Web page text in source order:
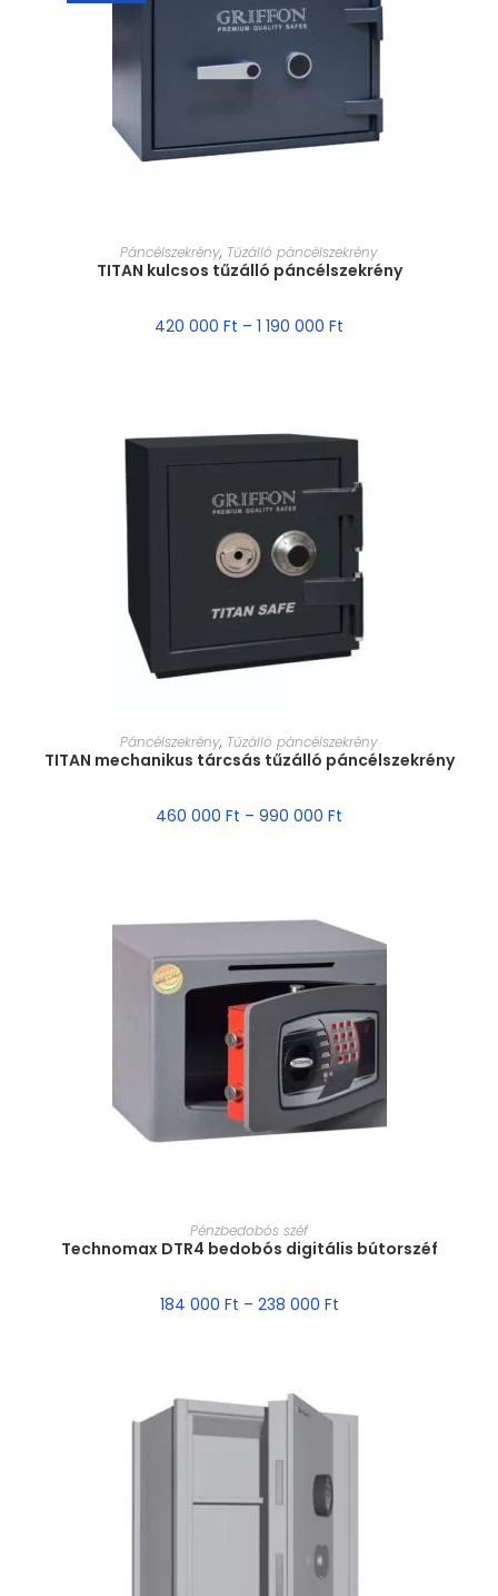
MÉRET VÁLASZTÁSA
Páncélszekrény, Tűzálló páncélszekrény
TITAN kulcsos tűzálló páncélszekrény
420 000 Ft – 1 190 000 Ft
MÉRET VÁLASZTÁSA
Páncélszekrény, Tűzálló páncélszekrény
TITAN mechanikus tárcsás tűzálló páncélszekrény
460 000 Ft – 990 000 Ft
MÉRET VÁLASZTÁSA
Pénzbedobós széf
Technomax DTR4 bedobós digitális bútorszéf
184 000 Ft – 238 000 Ft